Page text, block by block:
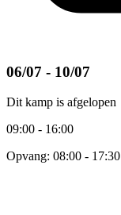
06/07 - 10/07
Dit kamp is afgelopen
09:00 - 16:00
Opvang: 08:00 - 17:30